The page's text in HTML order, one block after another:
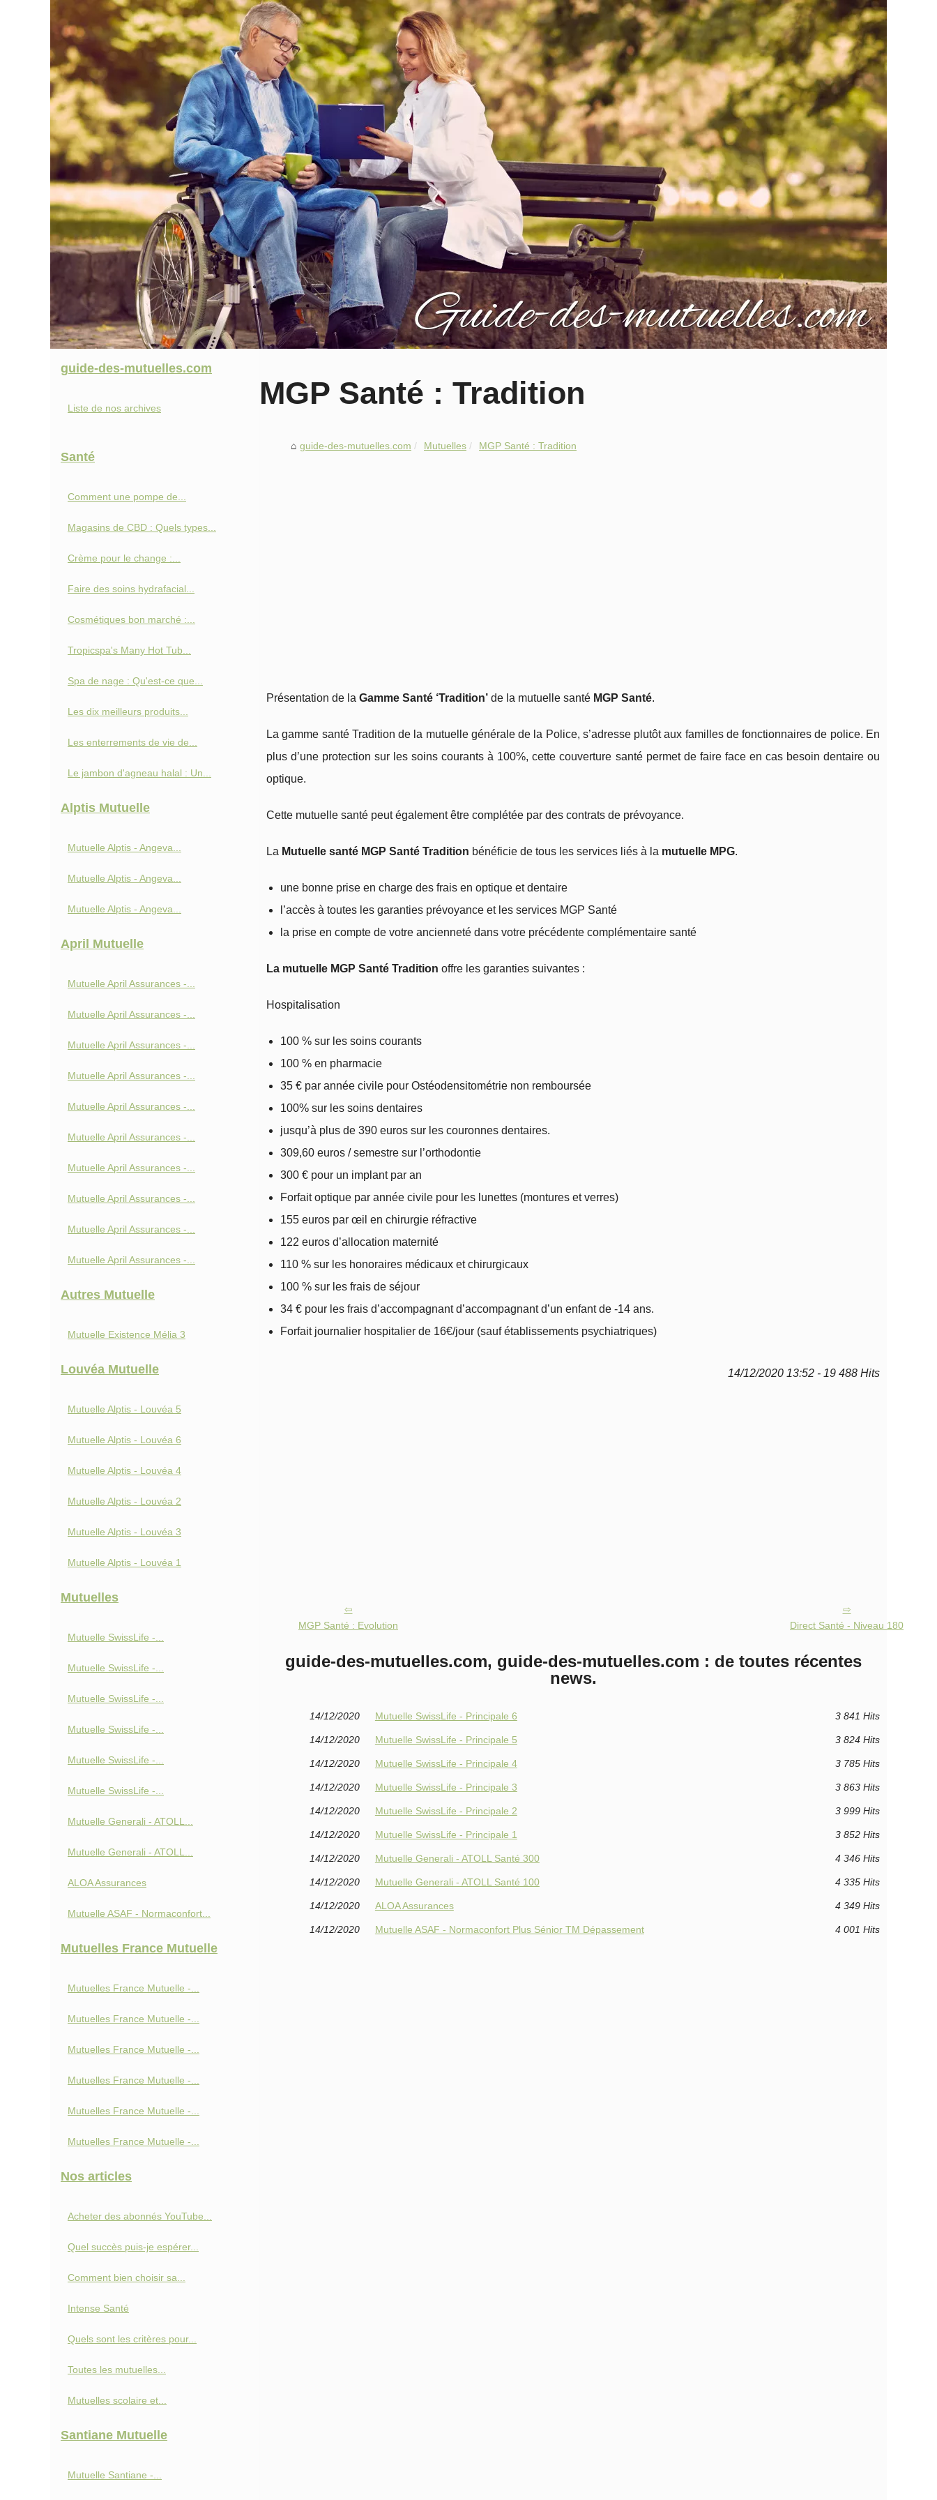
MGP Santé : Tradition
guide-des-mutuelles.com Mutuelles MGP Santé : Tradition
Présentation de la Gamme Santé ‘Tradition’ de la mutuelle santé MGP Santé.
La gamme santé Tradition de la mutuelle générale de la Police, s’adresse plutôt aux familles de fonctionnaires de police. En
plus d’une protection sur les soins courants à 100%, cette couverture santé permet de faire face en cas besoin dentaire ou
optique.
Cette mutuelle santé peut également être complétée par des contrats de prévoyance.
La Mutuelle santé MGP Santé Tradition bénéficie de tous les services liés à la mutuelle MPG.
une bonne prise en charge des frais en optique et dentaire
l’accès à toutes les garanties prévoyance et les services MGP Santé
la prise en compte de votre ancienneté dans votre précédente complémentaire santé
La mutuelle MGP Santé Tradition offre les garanties suivantes :
Hospitalisation
100 % sur les soins courants
100 % en pharmacie
35 € par année civile pour Ostéodensitométrie non remboursée
100% sur les soins dentaires
jusqu’à plus de 390 euros sur les couronnes dentaires.
309,60 euros / semestre sur l’orthodontie
300 € pour un implant par an
Forfait optique par année civile pour les lunettes (montures et verres)
155 euros par œil en chirurgie réfractive
122 euros d’allocation maternité
110 % sur les honoraires médicaux et chirurgicaux
100 % sur les frais de séjour
34 € pour les frais d’accompagnant d’accompagnant d’un enfant de -14 ans.
Forfait journalier hospitalier de 16€/jour (sauf établissements psychiatriques)
14/12/2020 13:52 - 19 488 Hits
MGP Santé : Evolution Direct Santé - Niveau 180
guide-des-mutuelles.com, guide-des-mutuelles.com : de toutes récentes
news.
14/12/2020 Mutuelle SwissLife - Principale 6 3 841 Hits
14/12/2020 Mutuelle SwissLife - Principale 5 3 824 Hits
14/12/2020 Mutuelle SwissLife - Principale 4 3 785 Hits
14/12/2020 Mutuelle SwissLife - Principale 3 3 863 Hits
14/12/2020 Mutuelle SwissLife - Principale 2 3 999 Hits
14/12/2020 Mutuelle SwissLife - Principale 1 3 852 Hits
14/12/2020 Mutuelle Generali - ATOLL Santé 300 4 346 Hits
14/12/2020 Mutuelle Generali - ATOLL Santé 100 4 335 Hits
14/12/2020 ALOA Assurances 4 349 Hits
14/12/2020 Mutuelle ASAF - Normaconfort Plus Sénior TM Dépassement 4 001 Hits
guide-des-mutuelles.com
Liste de nos archives
Santé
Comment une pompe de...
Magasins de CBD : Quels types...
Crème pour le change :...
Faire des soins hydrafacial...
Cosmétiques bon marché :...
Tropicspa's Many Hot Tub...
Spa de nage : Qu'est-ce que...
Les dix meilleurs produits...
Les enterrements de vie de...
Le jambon d'agneau halal : Un...
Alptis Mutuelle
Mutuelle Alptis - Angeva...
Mutuelle Alptis - Angeva...
Mutuelle Alptis - Angeva...
April Mutuelle
Mutuelle April Assurances -...
Mutuelle April Assurances -...
Mutuelle April Assurances -...
Mutuelle April Assurances -...
Mutuelle April Assurances -...
Mutuelle April Assurances -...
Mutuelle April Assurances -...
Mutuelle April Assurances -...
Mutuelle April Assurances -...
Mutuelle April Assurances -...
Autres Mutuelle
Mutuelle Existence Mélia 3
Louvéa Mutuelle
Mutuelle Alptis - Louvéa 5
Mutuelle Alptis - Louvéa 6
Mutuelle Alptis - Louvéa 4
Mutuelle Alptis - Louvéa 2
Mutuelle Alptis - Louvéa 3
Mutuelle Alptis - Louvéa 1
Mutuelles
Mutuelle SwissLife -...
Mutuelle SwissLife -...
Mutuelle SwissLife -...
Mutuelle SwissLife -...
Mutuelle SwissLife -...
Mutuelle SwissLife -...
Mutuelle Generali - ATOLL...
Mutuelle Generali - ATOLL...
ALOA Assurances
Mutuelle ASAF - Normaconfort...
Mutuelles France Mutuelle
Mutuelles France Mutuelle -...
Mutuelles France Mutuelle -...
Mutuelles France Mutuelle -...
Mutuelles France Mutuelle -...
Mutuelles France Mutuelle -...
Mutuelles France Mutuelle -...
Nos articles
Acheter des abonnés YouTube...
Quel succès puis-je espérer...
Comment bien choisir sa...
Intense Santé
Quels sont les critères pour...
Toutes les mutuelles...
Mutuelles scolaire et...
Santiane Mutuelle
Mutuelle Santiane -...